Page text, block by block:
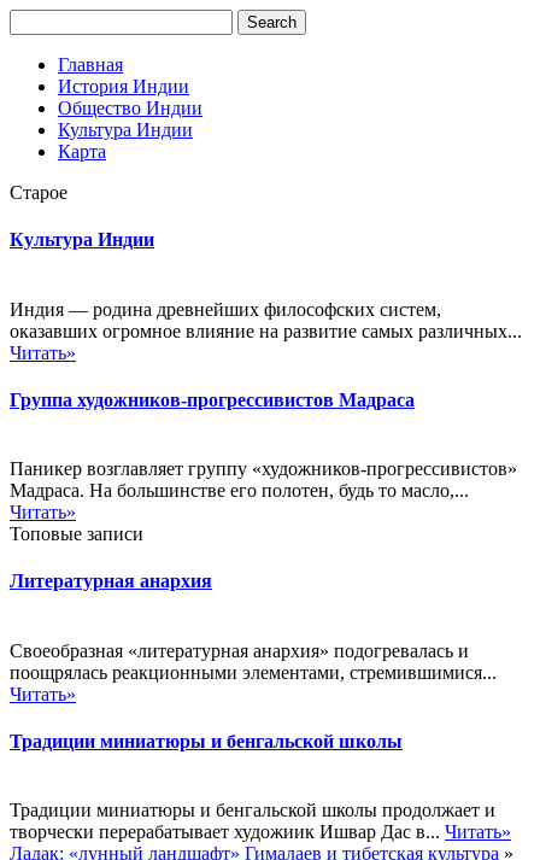
Главная
История Индии
Общество Индии
Культура Индии
Карта
Старое
Культура Индии
Индия — родина древнейших философских систем,
оказавших огромное влияние на развитие самых различных...
Читать»
Группа художников-прогрессивистов Мадраса
Паникер возглавляет группу «художников-прогрессивистов»
Мадраса. На большинстве его полотен, будь то масло,...
Читать»
Топовые записи
Литературная анархия
Своеобразная «литературная анархия» подогревалась и
поощрялась реакционными элементами, стремившимися...
Читать»
Традиции миниатюры и бенгальской школы
Традиции миниатюры и бенгальской школы продолжает и
творчески перерабатывает художиик Ишвар Дас в... Читать»
Ладак: «лунный ландшафт» Гималаев и тибетская культура »